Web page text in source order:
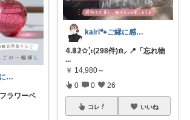
おはぎのお気に入り★
ラワーベ
kairi🐾ご縁に感謝𓍯‍
𝟜.𝟠𝟚✩⡱(298件)𖠿⸝ 📍「忘れ物
...
￥ 14,980～
0 0 26
コレ いいね